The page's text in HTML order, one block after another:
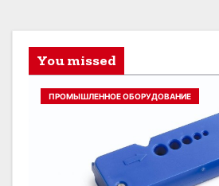
You missed
ПРОМЫШЛЕННОЕ ОБОРУДОВАНИЕ